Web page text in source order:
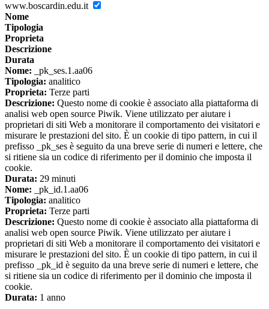
www.boscardin.edu.it
Nome
Tipologia
Proprieta
Descrizione
Durata
Nome: _pk_ses.1.aa06
Tipologia: analitico
Proprieta: Terze parti
Descrizione: Questo nome di cookie è associato alla piattaforma di
analisi web open source Piwik. Viene utilizzato per aiutare i
proprietari di siti Web a monitorare il comportamento dei visitatori e
misurare le prestazioni del sito. È un cookie di tipo pattern, in cui il
prefisso _pk_ses è seguito da una breve serie di numeri e lettere, che
si ritiene sia un codice di riferimento per il dominio che imposta il
cookie.
Durata: 29 minuti
Nome: _pk_id.1.aa06
Tipologia: analitico
Proprieta: Terze parti
Descrizione: Questo nome di cookie è associato alla piattaforma di
analisi web open source Piwik. Viene utilizzato per aiutare i
proprietari di siti Web a monitorare il comportamento dei visitatori e
misurare le prestazioni del sito. È un cookie di tipo pattern, in cui il
prefisso _pk_id è seguito da una breve serie di numeri e lettere, che
si ritiene sia un codice di riferimento per il dominio che imposta il
cookie.
Durata: 1 anno